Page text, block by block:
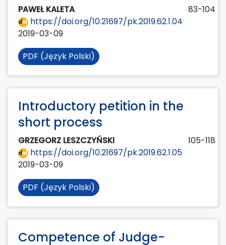
PAWEŁ KALETA
83-104
https://doi.org/10.21697/pk.2019.62.1.04
2019-03-09
PDF (Język Polski)
Introductory petition in the
short process
GRZEGORZ LESZCZYŃSKI
105-118
https://doi.org/10.21697/pk.2019.62.1.05
2019-03-09
PDF (Język Polski)
Competence of Judge-